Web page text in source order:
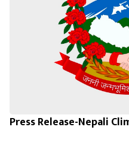
Press Release-Nepali